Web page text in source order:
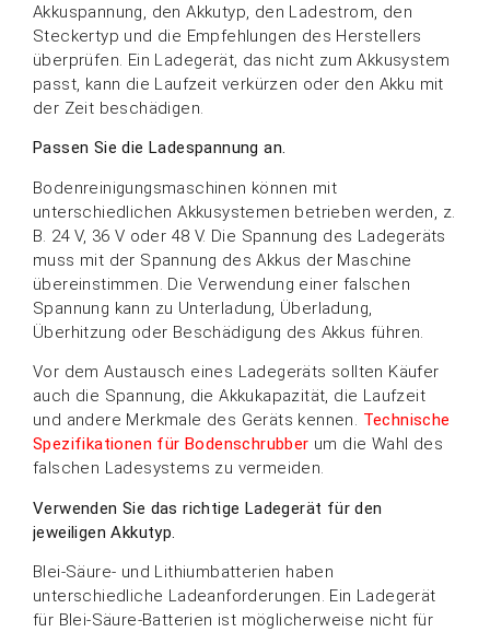
Akkuspannung, den Akkutyp, den Ladestrom, den
Steckertyp und die Empfehlungen des Herstellers
überprüfen. Ein Ladegerät, das nicht zum Akkusystem
passt, kann die Laufzeit verkürzen oder den Akku mit
der Zeit beschädigen.
Passen Sie die Ladespannung an.
Bodenreinigungsmaschinen können mit
unterschiedlichen Akkusystemen betrieben werden, z.
B. 24 V, 36 V oder 48 V. Die Spannung des Ladegeräts
muss mit der Spannung des Akkus der Maschine
übereinstimmen. Die Verwendung einer falschen
Spannung kann zu Unterladung, Überladung,
Überhitzung oder Beschädigung des Akkus führen.
Vor dem Austausch eines Ladegeräts sollten Käufer
auch die Spannung, die Akkukapazität, die Laufzeit
und andere Merkmale des Geräts kennen. Technische
Spezifikationen für Bodenschrubber um die Wahl des
falschen Ladesystems zu vermeiden.
Verwenden Sie das richtige Ladegerät für den
jeweiligen Akkutyp.
Blei-Säure- und Lithiumbatterien haben
unterschiedliche Ladeanforderungen. Ein Ladegerät
für Blei-Säure-Batterien ist möglicherweise nicht für